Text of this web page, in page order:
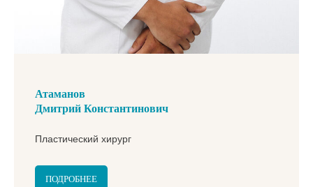
Атаманов
Дмитрий Константинович
Пластический хирург
ПОДРОБНЕЕ